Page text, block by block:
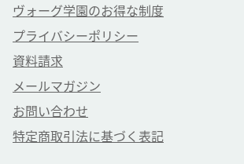
ヴォーグ学園のお得な制度
プライバシーポリシー
資料請求
メールマガジン
お問い合わせ
特定商取引法に基づく表記